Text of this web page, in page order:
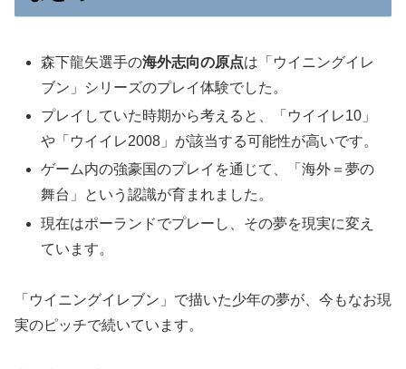
森下龍矢選手の海外志向の原点は「ウイニングイレ
ブン」シリーズのプレイ体験でした。
プレイしていた時期から考えると、「ウイイレ10」
や「ウイイレ2008」が該当する可能性が高いです。
ゲーム内の強豪国のプレイを通じて、「海外＝夢の
舞台」という認識が育まれました。
現在はポーランドでプレーし、その夢を現実に変え
ています。
「ウイニングイレブン」で描いた少年の夢が、今もなお現
実のピッチで続いています。